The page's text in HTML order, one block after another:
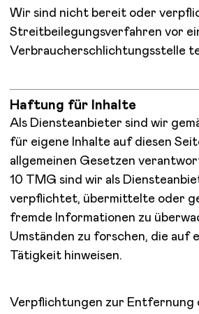
Wir sind nicht bereit oder
Streitbeilegungsverfahren vor
Verbraucherschlichtungsstelle
Haftung für Inhalte
Als Diensteanbieter sind wir
für eigene Inhalte auf diesen
allgemeinen Gesetzen
10 TMG sind wir als
verpflichtet, übermittelte oder
fremde Informationen zu
Umständen zu forschen, die auf
Tätigkeit hinweisen.
Verpflichtungen zur Entfernung